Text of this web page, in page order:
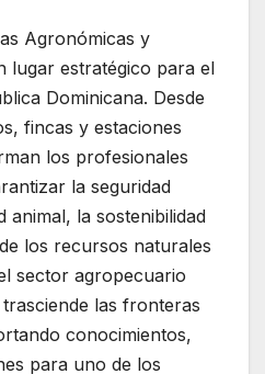
Agronómicas y
lugar estratégico para el
Dominicana. Desde
fincas y estaciones
los profesionales
la seguridad
animal, la sostenibilidad
los recursos naturales
sector agropecuario
las fronteras
conocimientos,
para uno de los